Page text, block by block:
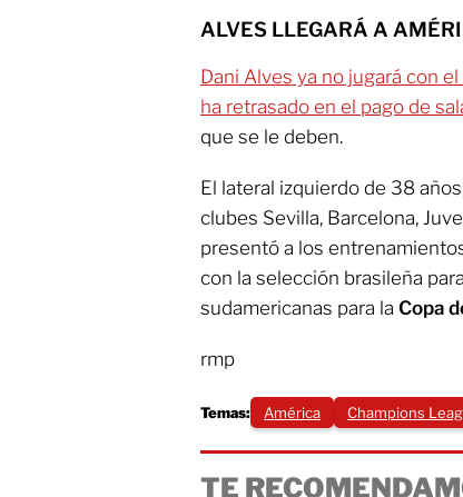
ALVES LLEGARÁ A
Dani Alves ya no jugará con
ha retrasado en el pago de
que se le deben.
El lateral izquierdo de 38
clubes Sevilla, Barcelona,
presentó a los
con la selección brasileña
sudamericanas para la Copa
rmp
Temas: América Champions
TE